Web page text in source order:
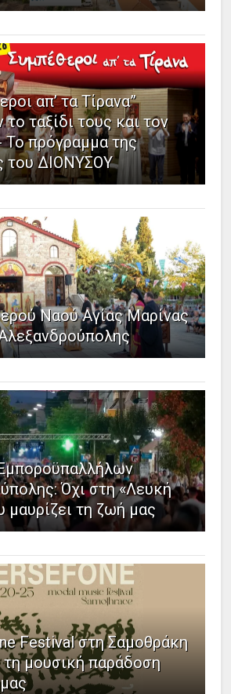
απ’ τα Τίρανα”
το ταξίδι τους και τον
Το πρόγραμμα της
του ΔΙΟΝΥΣΟΥ
Ναού Αγίας Μαρίνας
Όχι στη «Λευκή
μαυρίζει τη ζωή μας
Festival στη Σαμοθράκη
τη μουσική παράδοση